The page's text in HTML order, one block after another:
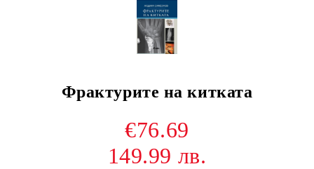
Фрактурите на китката
€76.69
149.99 лв.